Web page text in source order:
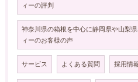
ィーの評判
神奈川県の箱根を中心に静岡県や山梨
ィーのお客様の声
サービス よくある質問 採用情